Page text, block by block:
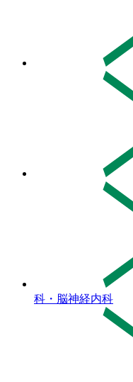
科・脳神経内科